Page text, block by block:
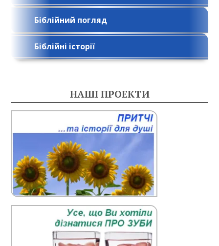
Біблійний погляд
Біблійні історії
НАШІ ПРОЕКТИ